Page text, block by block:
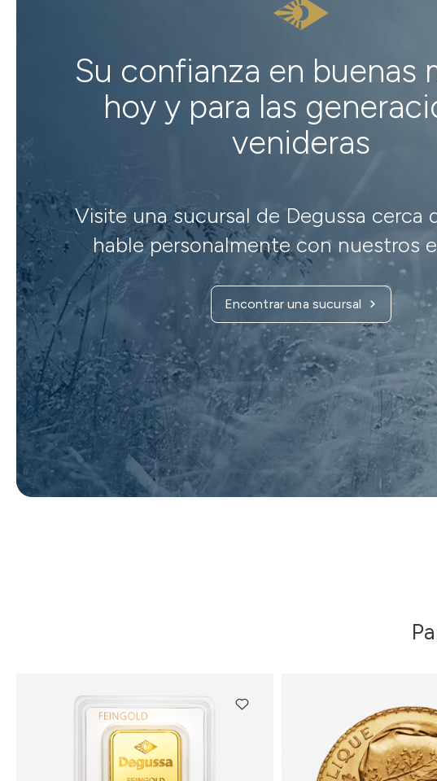
Su confianza en buenas
hoy y para las
venideras
Visite una sucursal de Degussa cerca
hable personalmente con nuestros
Encontrar una sucursal